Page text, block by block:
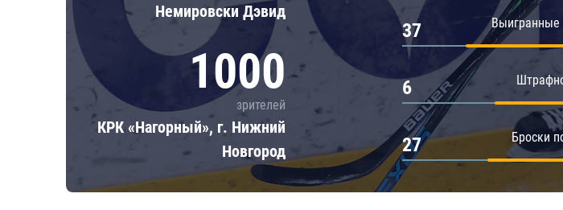
Немировски Дэвид
1000
зрителей
КРК «Нагорный», г. Нижний
Новгород
Выигранные
37
6
Броски
27